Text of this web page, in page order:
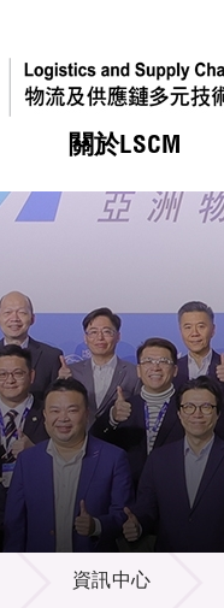
關於LSCM
資訊中心